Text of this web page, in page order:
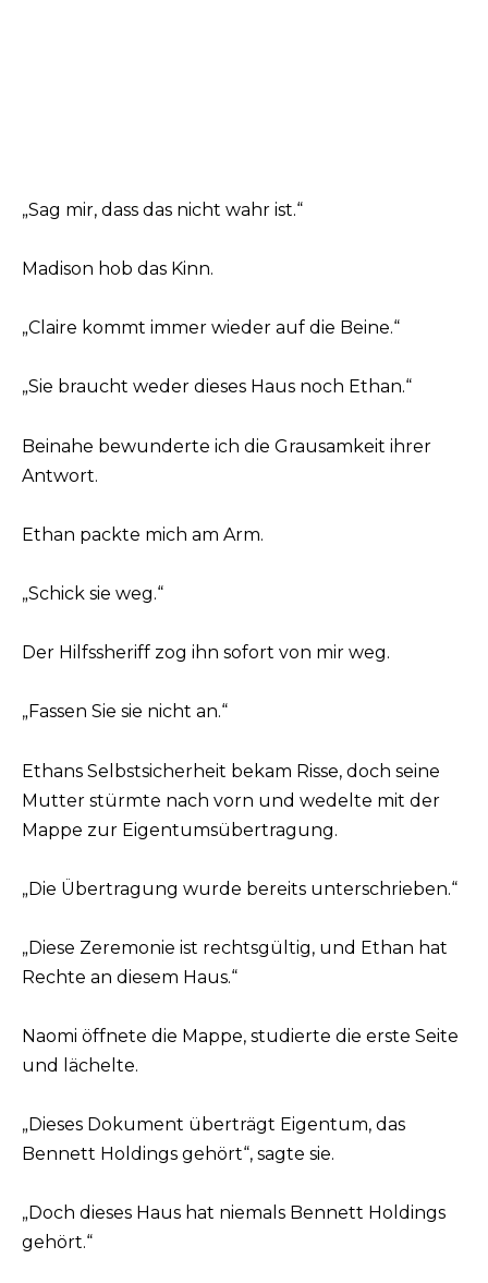
„Sag mir, dass das nicht wahr ist.“
Madison hob das Kinn.
„Claire kommt immer wieder auf die Beine.“
„Sie braucht weder dieses Haus noch Ethan.“
Beinahe bewunderte ich die Grausamkeit ihrer
Antwort.
Ethan packte mich am Arm.
„Schick sie weg.“
Der Hilfssheriff zog ihn sofort von mir weg.
„Fassen Sie sie nicht an.“
Ethans Selbstsicherheit bekam Risse, doch seine
Mutter stürmte nach vorn und wedelte mit der
Mappe zur Eigentumsübertragung.
„Die Übertragung wurde bereits unterschrieben.“
„Diese Zeremonie ist rechtsgültig, und Ethan hat
Rechte an diesem Haus.“
Naomi öffnete die Mappe, studierte die erste Seite
und lächelte.
„Dieses Dokument überträgt Eigentum, das
Bennett Holdings gehört“, sagte sie.
„Doch dieses Haus hat niemals Bennett Holdings
gehört.“